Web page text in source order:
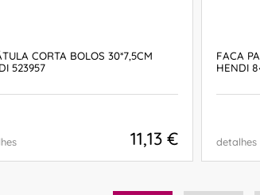
CORTA BOLOS 30*7,5CM
523957
11,13 €
FACA
HENDI
detalhes